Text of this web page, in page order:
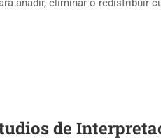
añadir, eliminar o redistribuir
de